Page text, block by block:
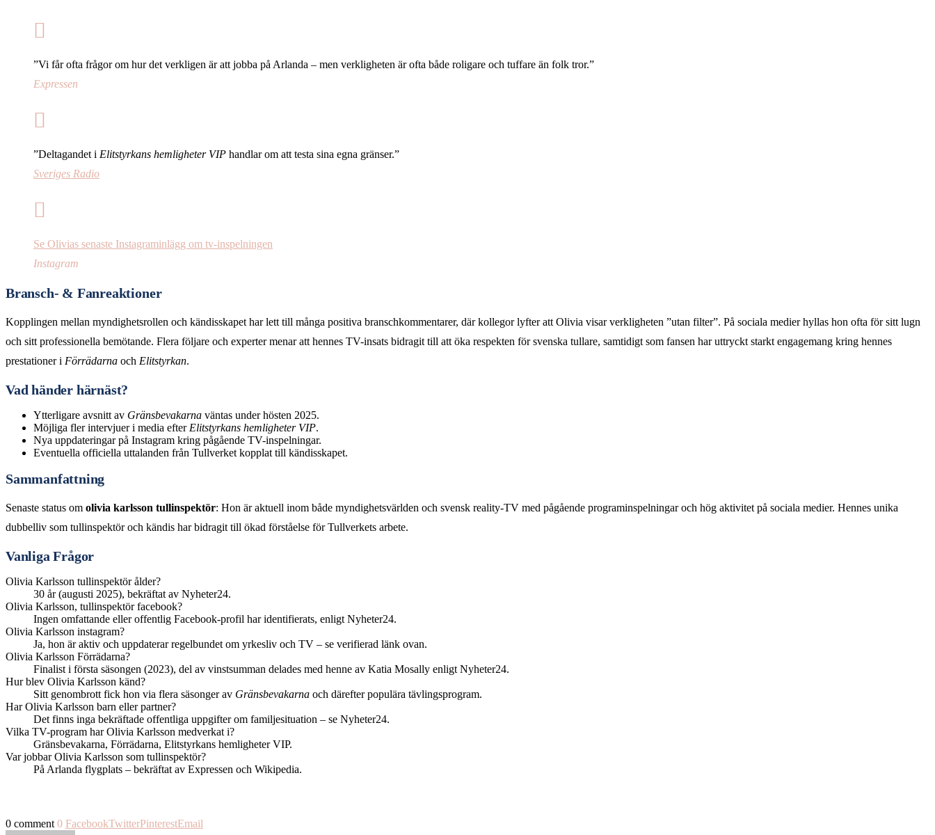
”Vi får ofta frågor om hur det verkligen är att jobba på Arlanda – men verkligheten är ofta både roligare och tuffare än folk tror.”
Expressen
”Deltagandet i Elitstyrkans hemligheter VIP handlar om att testa sina egna gränser.”
Sveriges Radio
Se Olivias senaste Instagraminlägg om tv-inspelningen
Instagram
Bransch- & Fanreaktioner
Kopplingen mellan myndighetsrollen och kändisskapet har lett till många positiva branschkommentarer, där kollegor lyfter att Olivia visar verkligheten ”utan filter”. På sociala medier hyllas hon ofta för sitt lugn
och sitt professionella bemötande. Flera följare och experter menar att hennes TV-insats bidragit till att öka respekten för svenska tullare, samtidigt som fansen har uttryckt starkt engagemang kring hennes
prestationer i Förrädarna och Elitstyrkan.
Vad händer härnäst?
Ytterligare avsnitt av Gränsbevakarna väntas under hösten 2025.
Möjliga fler intervjuer i media efter Elitstyrkans hemligheter VIP.
Nya uppdateringar på Instagram kring pågående TV-inspelningar.
Eventuella officiella uttalanden från Tullverket kopplat till kändisskapet.
Sammanfattning
Senaste status om olivia karlsson tullinspektör: Hon är aktuell inom både myndighetsvärlden och svensk reality-TV med pågående programinspelningar och hög aktivitet på sociala medier. Hennes unika
dubbelliv som tullinspektör och kändis har bidragit till ökad förståelse för Tullverkets arbete.
Vanliga Frågor
Olivia Karlsson tullinspektör ålder?
30 år (augusti 2025), bekräftat av Nyheter24.
Olivia Karlsson, tullinspektör facebook?
Ingen omfattande eller offentlig Facebook-profil har identifierats, enligt Nyheter24.
Olivia Karlsson instagram?
Ja, hon är aktiv och uppdaterar regelbundet om yrkesliv och TV – se verifierad länk ovan.
Olivia Karlsson Förrädarna?
Finalist i första säsongen (2023), del av vinstsumman delades med henne av Katia Mosally enligt Nyheter24.
Hur blev Olivia Karlsson känd?
Sitt genombrott fick hon via flera säsonger av Gränsbevakarna och därefter populära tävlingsprogram.
Har Olivia Karlsson barn eller partner?
Det finns inga bekräftade offentliga uppgifter om familjesituation – se Nyheter24.
Vilka TV-program har Olivia Karlsson medverkat i?
Gränsbevakarna, Förrädarna, Elitstyrkans hemligheter VIP.
Var jobbar Olivia Karlsson som tullinspektör?
På Arlanda flygplats – bekräftat av Expressen och Wikipedia.
0 comment 0 FacebookTwitterPinterestEmail